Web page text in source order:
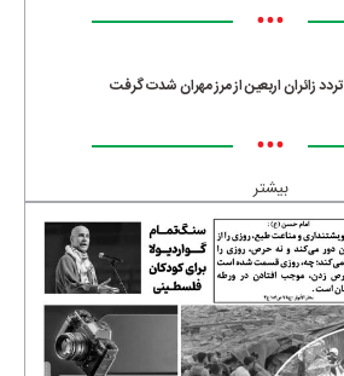
•••
تردد زائران اربعین از مرز مهران شدت گرفت
•••
بیشتر